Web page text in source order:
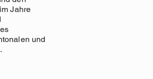
Jahre
und